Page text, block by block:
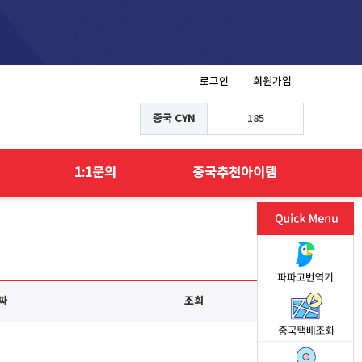
로그인 회원가입
중국 CYN 185
1:1문의 중국추천아이템
조회